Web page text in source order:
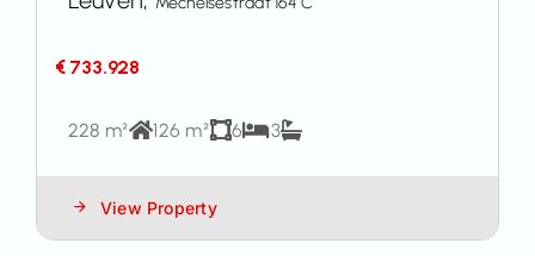
€ 733.928
228 m² 126 m² 6 3
View Property